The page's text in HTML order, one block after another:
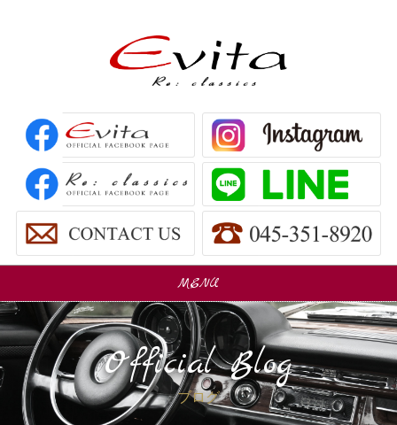
MENU
Car Sales
販売車
パーツ販売
Trade In
買取査定
Official Blog
ブログ